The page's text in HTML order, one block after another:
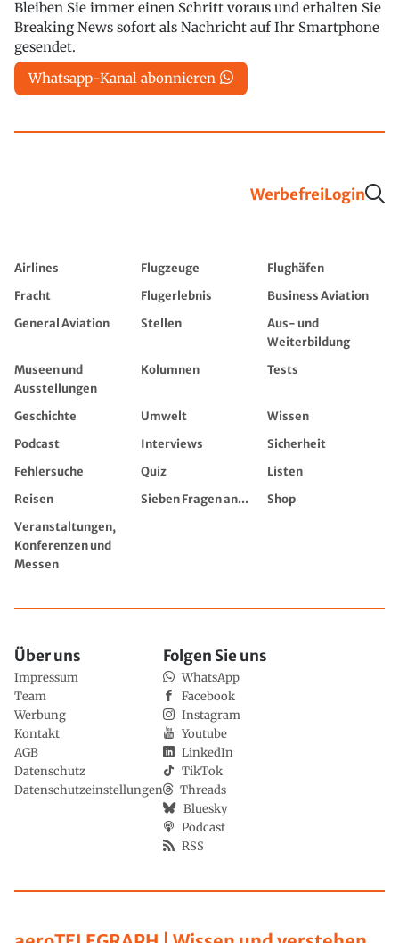
Bleiben Sie immer einen Schritt voraus und erhalten Sie
Breaking News sofort als Nachricht auf Ihr Smartphone
gesendet.
Whatsapp-Kanal abonnieren
WerbefreiLogin
Airlines Flugzeuge
Flughäfen
Fracht
Flugerlebnis
Business Aviation
General Aviation
Stellen
Aus- und
Weiterbildung
Museen und
Ausstellungen
Kolumnen Tests
Geschichte Umwelt
Wissen
Podcast
Interviews
Sicherheit
Fehlersuche
Quiz
Listen
Reisen
Sieben Fragen an...
Shop
Veranstaltungen,
Konferenzen und
Messen
Über uns
Impressum
Team
Werbung
Kontakt
AGB
Datenschutz
Datenschutzeinstellungen
Folgen Sie uns
WhatsApp
Facebook
Instagram
Youtube
LinkedIn
TikTok
Threads
Bluesky
Podcast
RSS